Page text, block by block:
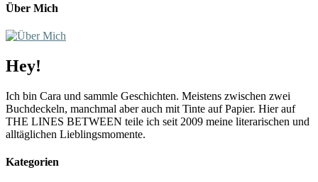
Über Mich
Hey!
Ich bin Cara und sammle Geschichten. Meistens zwischen zwei
Buchdeckeln, manchmal aber auch mit Tinte auf Papier. Hier auf
THE LINES BETWEEN teile ich seit 2009 meine literarischen und
alltäglichen Lieblingsmomente.
Kategorien